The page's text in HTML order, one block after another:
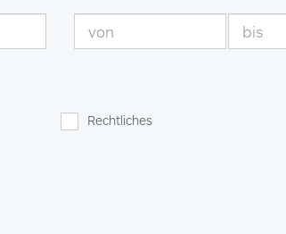
Rechtliches